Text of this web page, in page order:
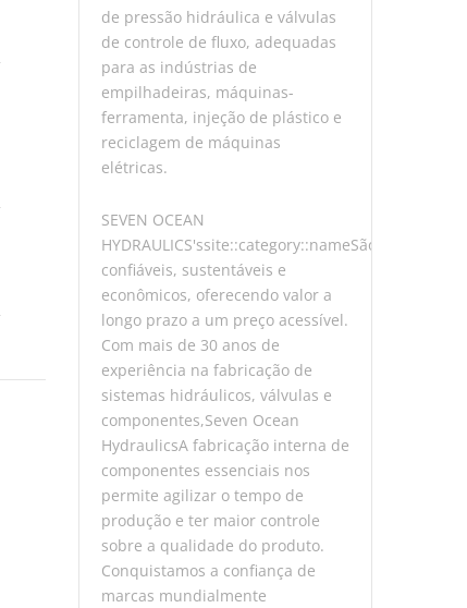
de pressão hidráulica e válvulas
de controle de fluxo, adequadas
para as indústrias de
empilhadeiras, máquinas-
ferramenta, injeção de plástico e
reciclagem de máquinas
elétricas.
SEVEN OCEAN
HYDRAULICS'ssite::category::nameSão
confiáveis, sustentáveis ​​e
econômicos, oferecendo valor a
longo prazo a um preço acessível.
Com mais de 30 anos de
experiência na fabricação de
sistemas hidráulicos, válvulas e
componentes,Seven Ocean
HydraulicsA fabricação interna de
componentes essenciais nos
permite agilizar o tempo de
produção e ter maior controle
sobre a qualidade do produto.
Conquistamos a confiança de
marcas mundialmente